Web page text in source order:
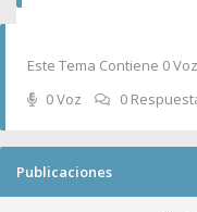
Este Tema Contiene 0
0 Voz
0
Publicaciones